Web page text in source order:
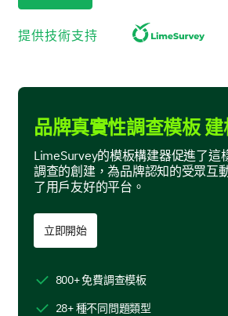
所有適用的項目並提供意見，如
與品牌產品或服務的正面體驗
提供技術支持
品牌真實性調查模板
LimeSurvey的模板構建器促進了這
調查的創建，為品牌認知的受眾互
了用戶友好的平台。
立即開始
800+ 免費調查模板
28+ 種不同問題類型